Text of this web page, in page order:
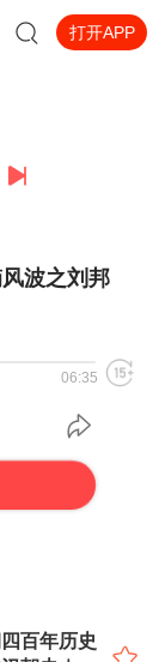
打开APP
风波之刘邦
06:35
百年历史